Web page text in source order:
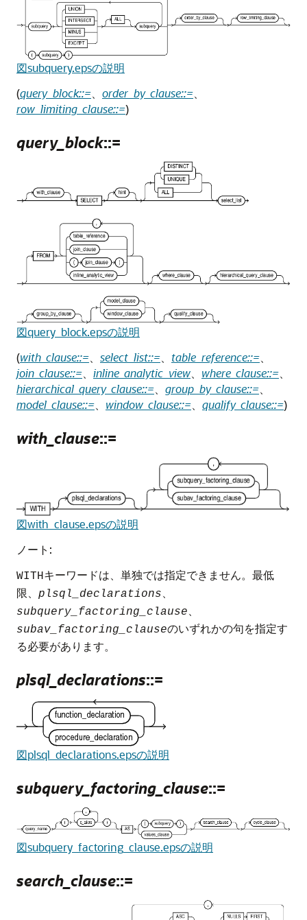
図subquery.epsの説明
(query_block::= order_by_clause::=
row_limiting_clause::=)
query_block::=
図query_block.epsの説明
(with_clause::= select_list::= table_reference::=
join_clause::=
inline_analytic_view where_clause::=
hierarchical_query_clause::=
group_by_clause::=
model_clause::=
window_clause::= qualify_clause::=)
with_clause::=
図with_clause.epsの説明
ノート:
WITHキーワードは、単独では指定できません。最低
限、 plsql_declarations
subquery_factoring_clause
subav_factoring_clauseのいずれかの句を指定す
る必要があります。
plsql_declarations::=
図plsql_declarations.epsの説明
subquery_factoring_clause::=
図subquery_factoring_clause.epsの説明
search_clause::=